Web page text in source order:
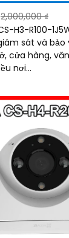
2,000,000 ₫
H3-R100-
sát và
cửa hàng,
nơi...